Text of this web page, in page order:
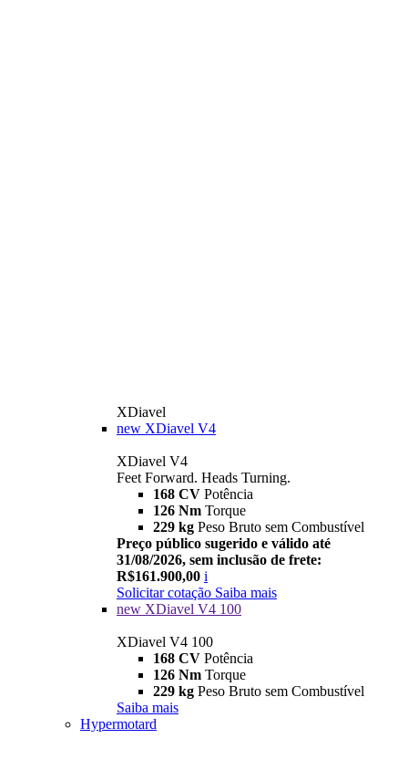
XDiavel
new XDiavel V4
XDiavel V4
Feet Forward. Heads Turning.
168 CV Potência
126 Nm Torque
229 kg Peso Bruto sem Combustível
Preço público sugerido e válido até
31/08/2026, sem inclusão de frete:
R$161.900,00 i
Solicitar cotação Saiba mais
new XDiavel V4 100
XDiavel V4 100
168 CV Potência
126 Nm Torque
229 kg Peso Bruto sem Combustível
Saiba mais
Hypermotard